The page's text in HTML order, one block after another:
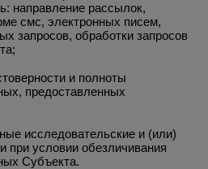
направление рассылок,
смс, электронных писем,
запросов, обработки запросов
и полноты
предоставленных
исследовательские и (или)
при условии обезличивания
Субъекта.